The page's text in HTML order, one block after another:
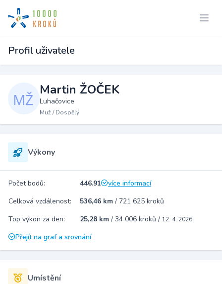
Profil uživatele
Martin ŽOČEK
Luhačovice
Muž / Dospělý
Výkony
Počet bodů: 446.91
více informací
Celková vzdálenost:
536,46 km / 721 625 kroků
Top výkon za den:
25,28 km / 34 006 kroků / 12. 4. 2026
Přejít na graf a srovnání
Umístění